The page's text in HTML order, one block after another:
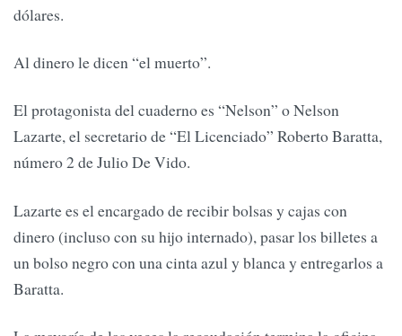
dólares.
Al dinero le dicen “el muerto”.
El protagonista del cuaderno es “Nelson” o Nelson
Lazarte, el secretario de “El Licenciado” Roberto Baratta,
número 2 de Julio De Vido.
Lazarte es el encargado de recibir bolsas y cajas con
dinero (incluso con su hijo internado), pasar los billetes a
un bolso negro con una cinta azul y blanca y entregarlos a
Baratta.